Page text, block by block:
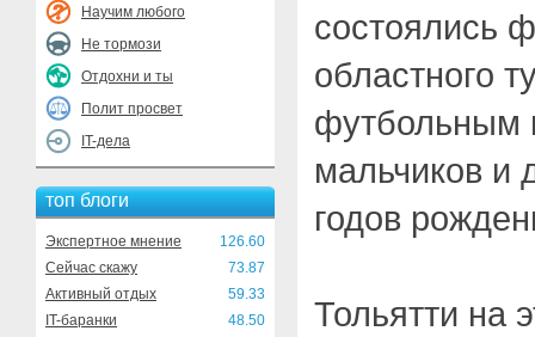
Научим любого
Не тормози
Отдохни и ты
Полит просвет
IT-дела
топ блоги
Экспертное мнение
126.60
Сейчас скажу
73.87
Активный отдых
59.33
IT-баранки
48.50
состоялись
областного
футбольным
мальчиков и
годов
Тольятти на